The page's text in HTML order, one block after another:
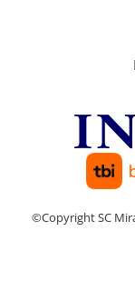
©Copyright SC